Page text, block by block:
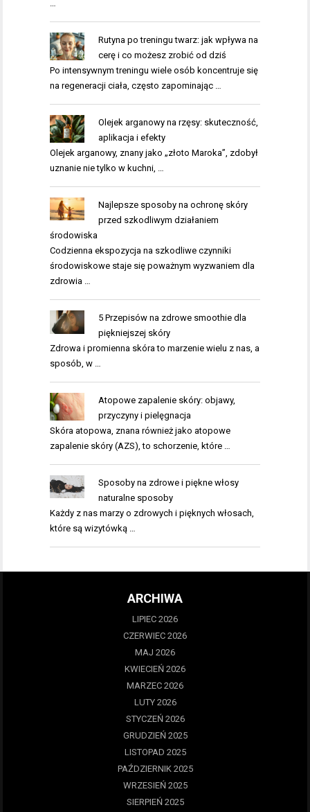
…
Rutyna po treningu twarz: jak wpływa na
cerę i co możesz zrobić od dziś
Po intensywnym treningu wiele osób koncentruje się
na regeneracji ciała, często zapominając …
Olejek arganowy na rzęsy: skuteczność,
aplikacja i efekty
Olejek arganowy, znany jako „złoto Maroka”, zdobył
uznanie nie tylko w kuchni, …
Najlepsze sposoby na ochronę skóry
przed szkodliwym działaniem
środowiska
Codzienna ekspozycja na szkodliwe czynniki
środowiskowe staje się poważnym wyzwaniem dla
zdrowia …
5 Przepisów na zdrowe smoothie dla
piękniejszej skóry
Zdrowa i promienna skóra to marzenie wielu z nas, a
sposób, w …
Atopowe zapalenie skóry: objawy,
przyczyny i pielęgnacja
Skóra atopowa, znana również jako atopowe
zapalenie skóry (AZS), to schorzenie, które …
Sposoby na zdrowe i piękne włosy
naturalne sposoby
Każdy z nas marzy o zdrowych i pięknych włosach,
które są wizytówką …
ARCHIWA
LIPIEC 2026
CZERWIEC 2026
MAJ 2026
KWIECIEŃ 2026
MARZEC 2026
LUTY 2026
STYCZEŃ 2026
GRUDZIEŃ 2025
LISTOPAD 2025
PAŹDZIERNIK 2025
WRZESIEŃ 2025
SIERPIEŃ 2025